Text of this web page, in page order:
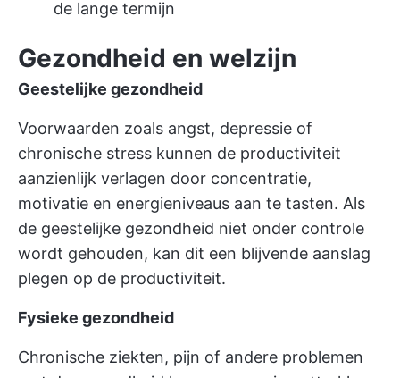
de lange termijn
Gezondheid en welzijn
Geestelijke gezondheid
Voorwaarden zoals angst, depressie of
chronische stress kunnen de productiviteit
aanzienlijk verlagen door concentratie,
motivatie en energieniveaus aan te tasten. Als
de geestelijke gezondheid niet onder controle
wordt gehouden, kan dit een blijvende aanslag
plegen op de productiviteit.
Fysieke gezondheid
Chronische ziekten, pijn of andere problemen